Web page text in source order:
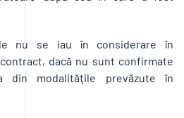
nu se iau în considerare în
dacă nu sunt confirmate
din modalităţile prevăzute în